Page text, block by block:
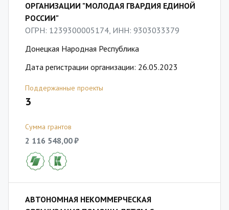
ОРГАНИЗАЦИИ "МОЛОДАЯ ГВАРДИЯ ЕДИНОЙ
РОССИИ"
ОГРН: 1239300005174, ИНН: 9303033379
Донецкая Народная Республика
Дата регистрации организации: 26.05.2023
Поддержанные проекты
3
Сумма грантов
2 116 548,00 ₽
АВТОНОМНАЯ НЕКОММЕРЧЕСКАЯ